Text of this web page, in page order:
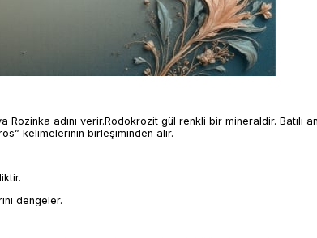
adını verir.Rodokrozit gül renkli bir mineraldir. Batılı
kelimelerinin birleşiminden alır.
dengeler.